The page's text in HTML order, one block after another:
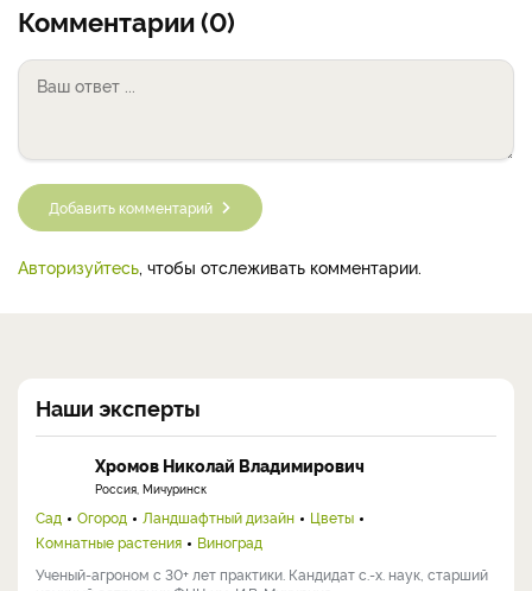
Комментарии (0)
Добавить комментарий
Авторизуйтесь, чтобы отслеживать комментарии.
Наши эксперты
Хромов Николай Владимирович
Россия, Мичуринск
Сад Огород Ландшафтный дизайн
Цветы
Комнатные растения
Виноград
Ученый-агроном с 30+ лет практики. Кандидат с.-х. наук, старший